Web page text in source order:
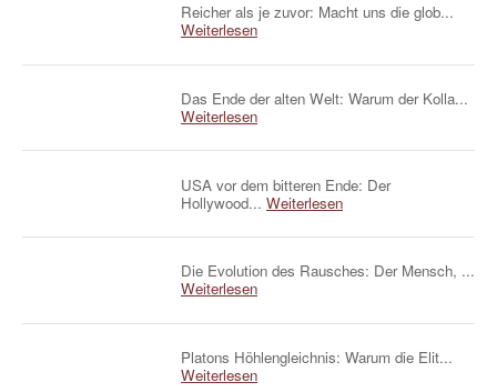
Reicher als je zuvor: Macht uns die glob...
Weiterlesen
Das Ende der alten Welt: Warum der Kolla...
Weiterlesen
USA vor dem bitteren Ende: Der
Hollywood... Weiterlesen
Die Evolution des Rausches: Der Mensch, ...
Weiterlesen
Platons Höhlengleichnis: Warum die Elit...
Weiterlesen